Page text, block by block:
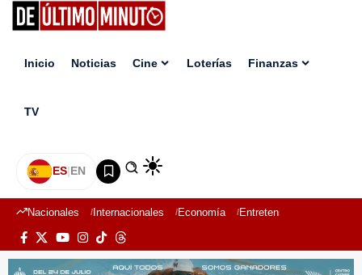
Inicio Noticias Cine Loterías Finanzas
TV
ES|EN
Nacionales Internacionales Economía Entretenimiento